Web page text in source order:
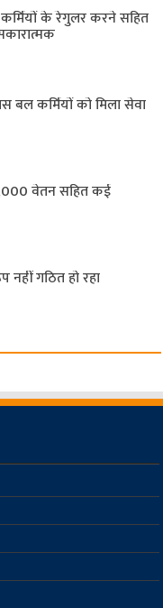
के रेगुलर करने सहित
बल ​कर्मियों को मिला सेवा
वेतन सहित कई
गठित हो रहा